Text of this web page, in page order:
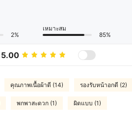
2%
เหมาะสม
85%
5.00
คุณภาพเนื้อผ้าดี (14) รองรับหน้าอกดี (2)
พกพาสะดวก (1) ผิดแบบ (1)